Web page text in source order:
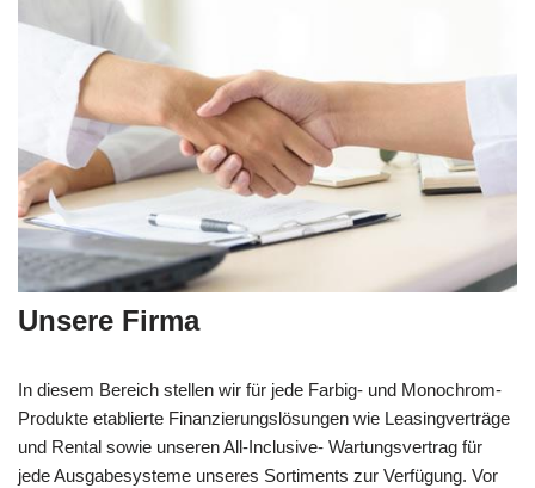
Unsere Firma
In diesem Bereich stellen wir für jede Farbig- und Monochrom-
Produkte etablierte Finanzierungslösungen wie Leasingverträge
und Rental sowie unseren All-Inclusive- Wartungsvertrag für
jede Ausgabesysteme unseres Sortiments zur Verfügung. Vor